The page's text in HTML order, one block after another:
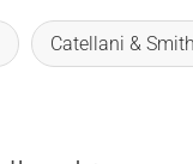
Catellani &